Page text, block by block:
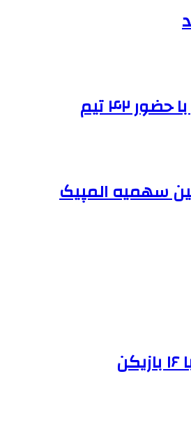
۴۲ تیم
سهمیه المپیک